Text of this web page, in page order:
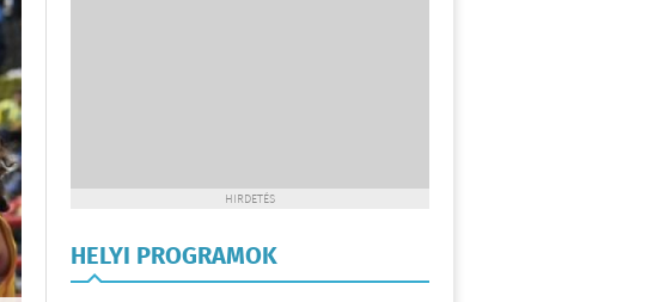
HIRDETÉS
HELYI PROGRAMOK